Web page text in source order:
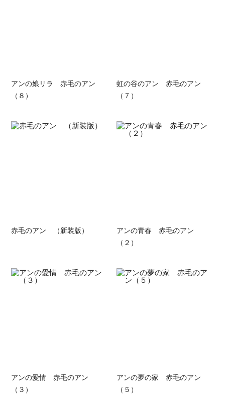
アンの娘リラ 赤毛のアン
（８）
虹の谷のアン 赤毛のアン
（７）
赤毛のアン （新装版）
アンの青春 赤毛のアン
（２）
アンの愛情 赤毛のアン
（３）
アンの夢の家 赤毛のアン
（５）